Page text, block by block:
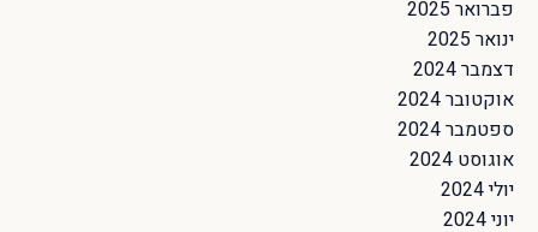
פברואר 2025
ינואר 2025
דצמבר 2024
אוקטובר 2024
ספטמבר 2024
אוגוסט 2024
יולי 2024
יוני 2024